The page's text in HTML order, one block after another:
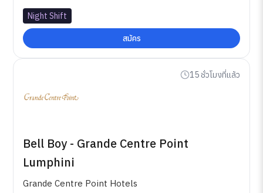
Night Shift
สมัคร
15 ชั่วโมงที่แล้ว
Bell Boy - Grande Centre Point
Lumphini
Grande Centre Point Hotels